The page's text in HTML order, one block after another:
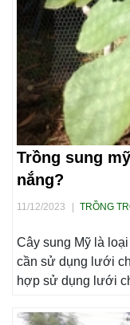
Trồng sung
nắng?
11/12/2023 TRỒNG
Cây sung Mỹ là
cần sử dụng lưới
hợp sử dụng lưới